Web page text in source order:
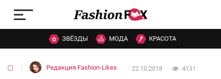
ЗВЁЗДЫ МОДА КРАСОТА
▢ Редакция Fashion-Likes 22.10.2018 4131